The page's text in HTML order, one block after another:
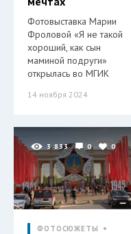
Фотовыставка Марии
Фроловой «Я не такой
хороший, как сын
маминой подруги»
открылась во МГИК
14 ноября 2024
3 833 0 0
ФОТОСЮЖЕТЫ